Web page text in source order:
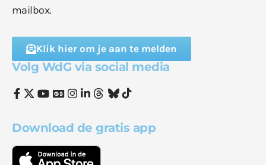
mailbox.
Klik hier om je aan te melden
Volg WdG via social media
Download de gratis app